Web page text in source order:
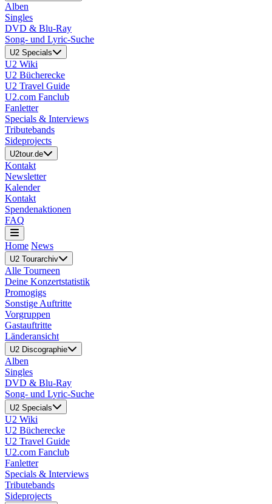
Alben
Singles
DVD & Blu-Ray
Song- und Lyric-Suche
U2 Specials
U2 Wiki
U2 Bücherecke
U2 Travel Guide
U2.com Fanclub
Fanletter
Specials & Interviews
Tributebands
Sideprojects
U2tour.de
Kontakt
Newsletter
Kalender
Kontakt
Spendenaktionen
FAQ
Home News
U2 Tourarchiv
Alle Tourneen
Deine Konzertstatistik
Promogigs
Sonstige Auftritte
Vorgruppen
Gastauftritte
Länderansicht
U2 Discographie
Alben
Singles
DVD & Blu-Ray
Song- und Lyric-Suche
U2 Specials
U2 Wiki
U2 Bücherecke
U2 Travel Guide
U2.com Fanclub
Fanletter
Specials & Interviews
Tributebands
Sideprojects